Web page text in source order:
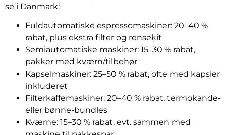
se i Danmark:
Fuldautomatiske espressomaskiner: 20–40 %
rabat, plus ekstra filter og rensekit
Semiautomatiske maskiner: 15–30 % rabat,
pakker med kværn/tilbehør
Kapselmaskiner: 25–50 % rabat, ofte med kapsler
inkluderet
Filterkaffemaskiner: 20–40 % rabat, termokande-
eller bønne-bundles
Kværne: 15–30 % rabat, evt. sammen med